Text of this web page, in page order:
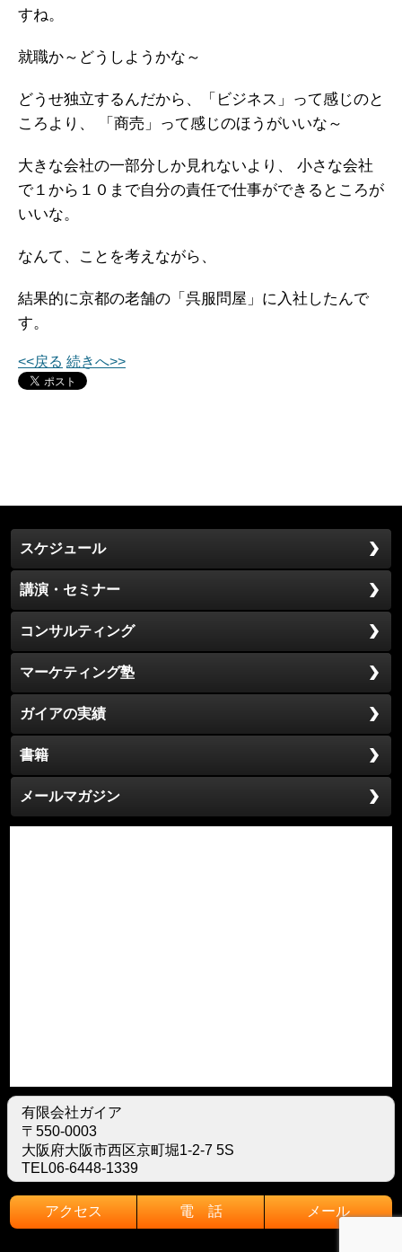
すね。
就職か～どうしようかな～
どうせ独立するんだから、「ビジネス」って感じのと
ころより、
「商売」って感じのほうがいいな～
大きな会社の一部分しか見れないより、
小さな会社
で１から１０まで自分の責任で仕事ができるところが
いいな。
なんて、ことを考えながら、
結果的に京都の老舗の「呉服問屋」に入社したんで
す。
<<戻る 続きへ>>
スケジュール
講演・セミナー
コンサルティング
マーケティング塾
ガイアの実績
書籍
メールマガジン
有限会社ガイア
〒550-0003
大阪府大阪市西区京町堀1-2-7 5S
TEL06-6448-1339
アクセス 電 話 メール